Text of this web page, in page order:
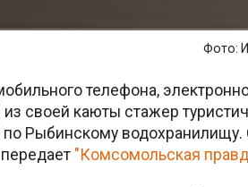
Фото:
телефона,
своей каюты стажер
Рыбинскому
"Комсомольская